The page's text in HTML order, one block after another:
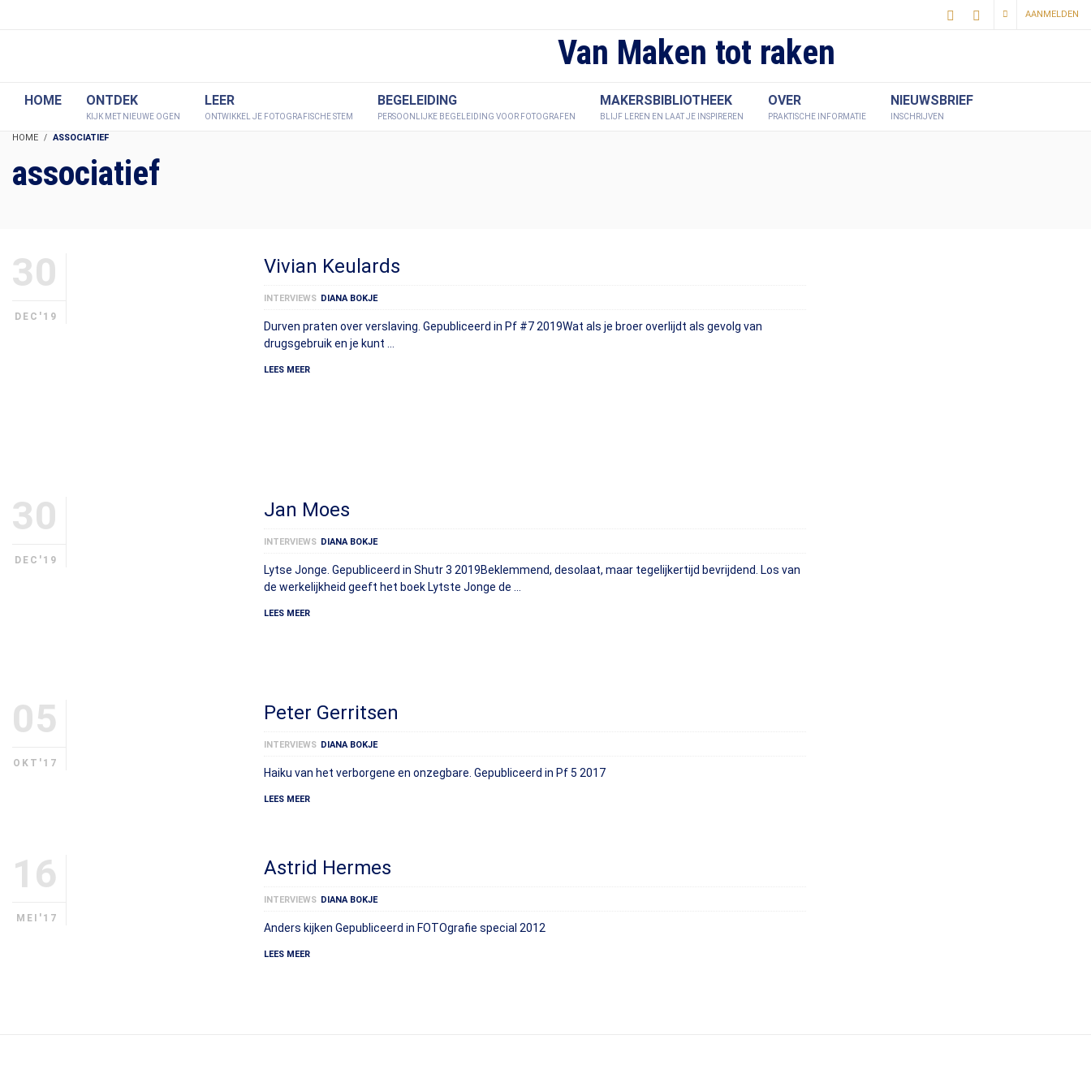
AANMELDEN
Van Maken tot raken
HOME ONTDEK
KIJK MET NIEUWE OGEN
LEER
ONTWIKKEL JE FOTOGRAFISCHE STEM
BEGELEIDING
PERSOONLIJKE BEGELEIDING VOOR FOTOGRAFEN
MAKERSBIBLIOTHEEK
BLIJF LEREN EN LAAT JE INSPIREREN
OVER
PRAKTISCHE INFORMATIE
NIEUWSBRIEF
INSCHRIJVEN
HOME ASSOCIATIEF
associatief
30
DEC'19
Vivian Keulards
INTERVIEWS DIANA BOKJE
Durven praten over verslaving. Gepubliceerd in Pf #7 2019Wat als je broer overlijdt als gevolg van
drugsgebruik en je kunt …
LEES MEER
30
DEC'19
Jan Moes
INTERVIEWS DIANA BOKJE
Lytse Jonge. Gepubliceerd in Shutr 3 2019Beklemmend, desolaat, maar tegelijkertijd bevrijdend. Los van
de werkelijkheid geeft het boek Lytste Jonge de …
LEES MEER
05
OKT'17
Peter Gerritsen
INTERVIEWS DIANA BOKJE
Haiku van het verborgene en onzegbare. Gepubliceerd in Pf 5 2017
LEES MEER
16
MEI'17
Astrid Hermes
INTERVIEWS DIANA BOKJE
Anders kijken Gepubliceerd in FOTOgrafie special 2012
LEES MEER